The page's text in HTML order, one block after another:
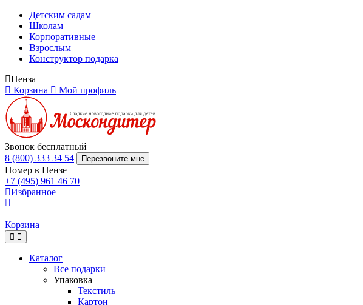
Детским садам
Школам
Корпоративные
Взрослым
Конструктор подарка
Пенза
Корзина
Мой профиль
Звонок бесплатный
8 (800) 333 34 54
Перезвоните мне
Номер в Пензе
+7 (495) 961 46 70
Избранное
Корзина
Каталог
Все подарки
Упаковка
Текстиль
Картон